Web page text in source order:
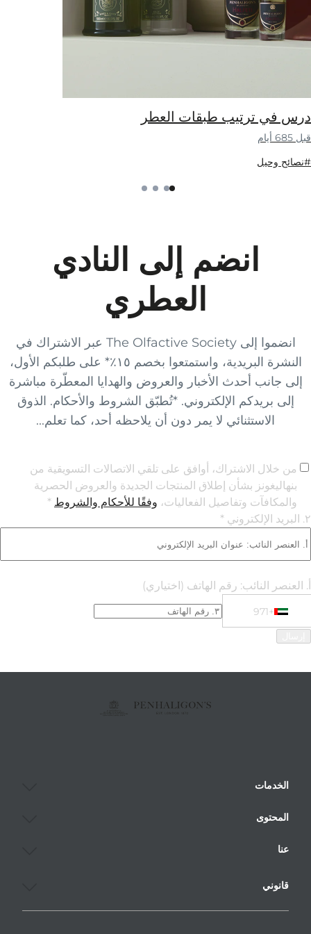
انضموا إلى The Olfactive Society عبر الاشتراك في
النشرة البريدية، واستمتعوا بخصم ١٥٪* على طلبكم الأول،
المعطّرة مباشرة
والأحكام. الذوق
أحد، كما تعلم...
التسويقية من
والعروض الحصرية
للأحكام والشروط*